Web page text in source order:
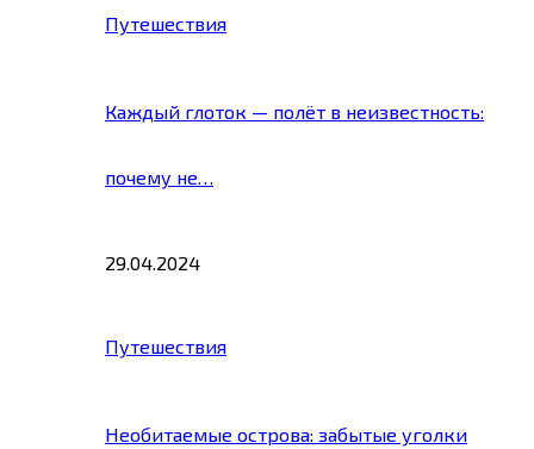
Путешествия
Каждый глоток — полёт в неизвестность:
почему не…
29.04.2024
Путешествия
Необитаемые острова: забытые уголки